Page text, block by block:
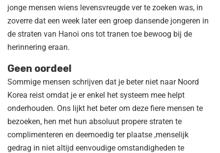
jonge mensen wiens levensvreugde ver te zoeken was, in
zoverre dat een week later een groep dansende jongeren in
de straten van Hanoi ons tot tranen toe bewoog bij de
herinnering eraan.
Geen oordeel
Sommige mensen schrijven dat je beter niet naar Noord
Korea reist omdat je er enkel het systeem mee helpt
onderhouden. Ons lijkt het beter om deze fiere mensen te
bezoeken, hen met hun absoluut propere straten te
complimenteren en deemoedig ter plaatse ,menselijk
gedrag in niet altijd eenvoudige omstandigheden te